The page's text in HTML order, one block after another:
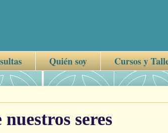
Quién soy Cursos y
seres